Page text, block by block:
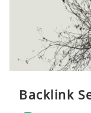
Backlink